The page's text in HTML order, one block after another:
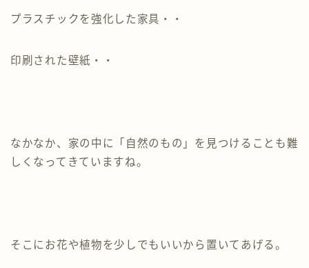
プラスチックを強化した家具・・
印刷された壁紙・・
なかなか、家の中に「自然のもの」を見つけることも難
しくなってきていますね。
そこにお花や植物を少しでもいいから置いてあげる。